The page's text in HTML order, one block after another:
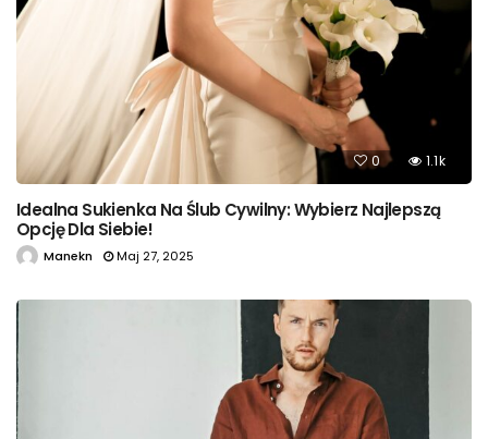
0 1.1k
Idealna Sukienka Na Ślub Cywilny: Wybierz Najlepszą
Opcję Dla Siebie!
Manekn Maj 27, 2025